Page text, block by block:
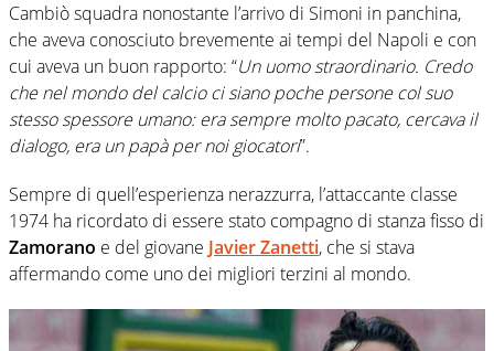
Cambiò squadra nonostante l’arrivo di Simoni in panchina,
che aveva conosciuto brevemente ai tempi del Napoli e con
cui aveva un buon rapporto: “Un uomo straordinario. Credo
che nel mondo del calcio ci siano poche persone col suo
stesso spessore umano: era sempre molto pacato, cercava il
dialogo, era un papà per noi giocatori”.
Sempre di quell’esperienza nerazzurra, l’attaccante classe
1974 ha ricordato di essere stato compagno di stanza fisso di
Zamorano e del giovane Javier Zanetti, che si stava
affermando come uno dei migliori terzini al mondo.